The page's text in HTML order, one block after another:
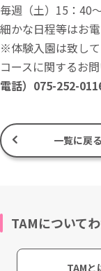
毎週（土）15：40
細かな日程等はお
※体験入園は致して
コースに関するお問
電話）075-252-
一覧に戻る
TAMについて
TAMと